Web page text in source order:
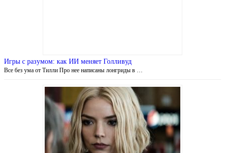
Игры с разумом: как ИИ меняет Голливуд
Все без ума от Тилли Про нее написаны лонгриды в …